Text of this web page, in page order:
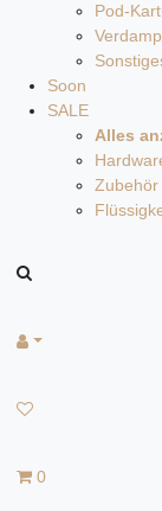
Pod-
Soon
SALE
Alles
Zubehör
0